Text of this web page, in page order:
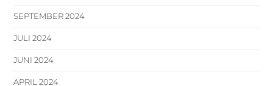
SEPTEMBER 2024
JULI 2024
JUNI 2024
APRIL 2024